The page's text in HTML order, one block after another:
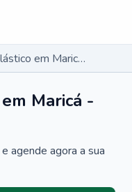
Cirurgião Plástico em Maricá - RJ
Maricá -
agende agora a sua